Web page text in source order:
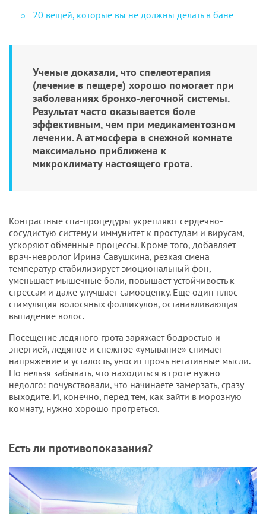
20 вещей, которые вы не должны делать в бане
Ученые доказали, что спелеотерапия
(лечение в пещере) хорошо помогает при
заболеваниях бронхо-легочной системы.
Результат часто оказывается боле
эффективным, чем при медикаментозном
лечении. А атмосфера в снежной комнате
максимально приближена к
микроклимату настоящего грота.
Контрастные спа-процедуры укрепляют сердечно-
сосудистую систему и иммунитет к простудам и вирусам,
ускоряют обменные процессы. Кроме того, добавляет
врач-невролог Ирина Савушкина, резкая смена
температур стабилизирует эмоциональный фон,
уменьшает мышечные боли, повышает устойчивость к
стрессам и даже улучшает самооценку. Еще один плюс —
стимуляция волосяных фолликулов, останавливающая
выпадение волос.
Посещение ледяного грота заряжает бодростью и
энергией, ледяное и снежное «умывание» снимает
напряжение и усталость, уносит прочь негативные мысли.
Но нельзя забывать, что находиться в гроте нужно
недолго: почувствовали, что начинаете замерзать, сразу
выходите. И, конечно, перед тем, как зайти в морозную
комнату, нужно хорошо прогреться.
Есть ли противопоказания?